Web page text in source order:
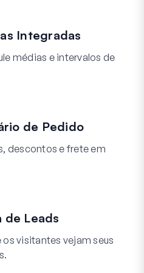
Integradas
médias e intervalos de
de Pedido
descontos e frete em
de Leads
visitantes vejam seus